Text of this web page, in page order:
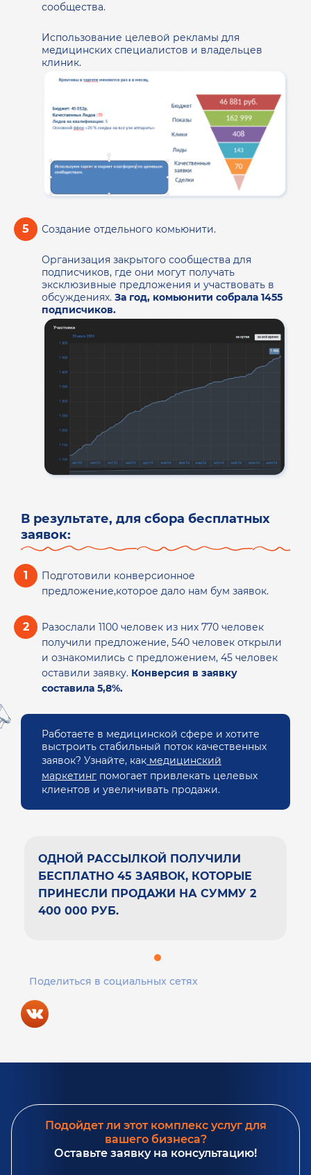
сообщества.
Использование целевой рекламы для
медицинских специалистов и владельцев
клиник.
Создание отдельного комьюнити.
Организация закрытого сообщества для
подписчиков, где они могут получать
эксклюзивные предложения и участвовать в
обсуждениях. За год, комьюнити собрала 1455
подписчиков.
В результате, для сбора бесплатных
заявок:
Подготовили конверсионное
предложение,которое дало нам бум заявок.
Разослали 1100 человек из них 770 человек
получили предложение, 540 человек открыли
и ознакомились с предложением, 45 человек
оставили заявку. Конверсия в заявку
составила 5,8%.
Работаете в медицинской сфере и хотите
выстроить стабильный поток качественных
заявок? Узнайте, как медицинский
маркетинг помогает привлекать целевых
клиентов и увеличивать продажи.
ОДНОЙ РАССЫЛКОЙ ПОЛУЧИЛИ
БЕСПЛАТНО 45 ЗАЯВОК, КОТОРЫЕ
ПРИНЕСЛИ ПРОДАЖИ НА СУММУ 2
400 000 РУБ.
Поделиться в социальных сетях
Подойдет ли этот комплекс услуг для
вашего бизнеса?
Оставьте заявку на консультацию!